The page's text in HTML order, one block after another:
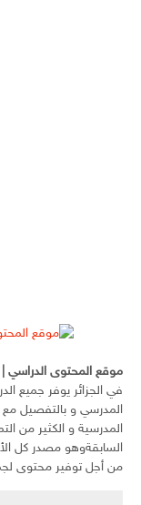
موقع المحتوى الدراسي
في الجزائر يوفر جميع
المدرسي و بالتفصيل
المدرسية و الكثير من
السابقةوهو مصدر كل
من أجل توفير محتوى